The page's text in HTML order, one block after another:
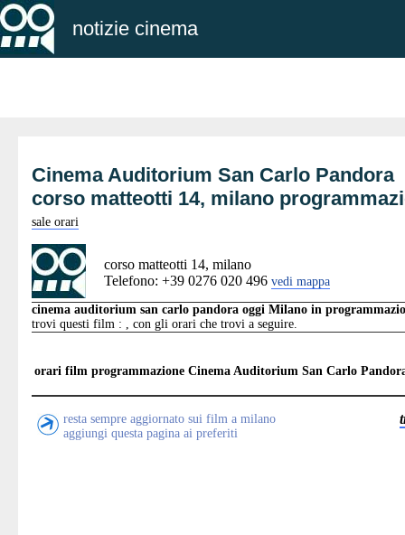
notizie cinema
Cinema Auditorium San Carlo Pandora
corso matteotti 14, milano
sale orari
corso matteotti 14, milano
Telefono: +39 0276 020 496 vedi mappa
cinema auditorium san carlo pandora oggi Milano in
trovi questi film : , con gli orari che trovi a seguire.
orari film programmazione Cinema Auditorium San Carlo
resta sempre aggiornato sui film a milano
aggiungi questa pagina ai preferiti